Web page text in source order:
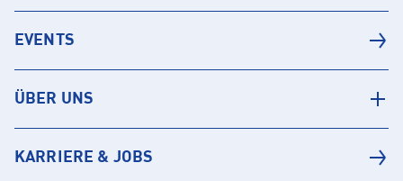
EVENTS
ÜBER UNS
KARRIERE & JOBS